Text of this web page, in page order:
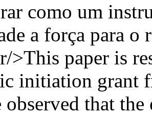
como um
a força para o
>This paper is
initiation grant
that the